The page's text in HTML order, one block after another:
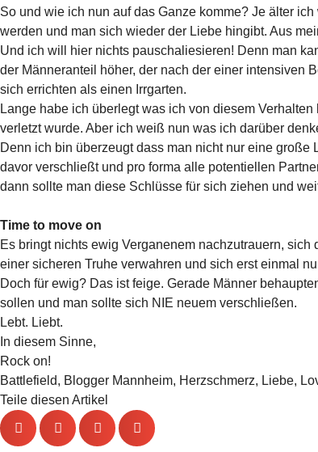
So und wie ich nun auf das Ganze komme? Je älter
werden und man sich wieder der Liebe hingibt. Aus
Und ich will hier nichts pauschaliesieren! Denn man
der Männeranteil höher, der nach der einer intensiven
sich errichten als einen Irrgarten.
Lange habe ich überlegt was ich von diesem
verletzt wurde. Aber ich weiß nun was ich darüber
Denn ich bin überzeugt dass man nicht nur eine
davor verschließt und pro forma alle potentiellen
dann sollte man diese Schlüsse für sich ziehen und
Time to move on
Es bringt nichts ewig Verganenem nachzutrauern,
einer sicheren Truhe verwahren und sich erst einmal
Doch für ewig? Das ist feige. Gerade Männer
sollen und man sollte sich NIE neuem verschließen.
Lebt. Liebt.
In diesem Sinne,
Rock on!
Battlefield, Blogger Mannheim, Herzschmerz, Liebe,
Teile diesen Artikel